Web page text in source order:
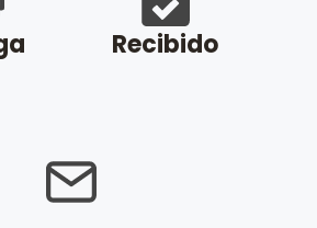
Recibido